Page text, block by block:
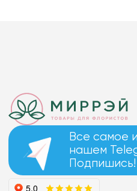
Все самое
нашем
Подпишись!